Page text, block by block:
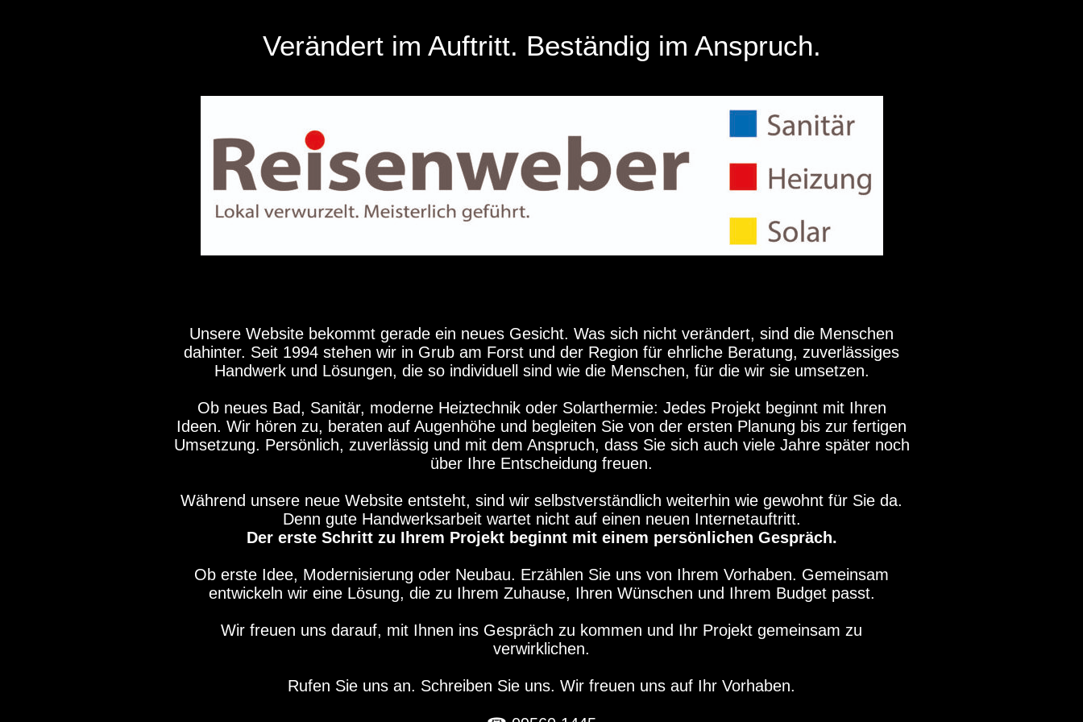
Verändert im Auftritt. Beständig im Anspruch.
Unsere Website bekommt gerade ein neues Gesicht. Was sich nicht verändert, sind die Menschen
dahinter. Seit 1994 stehen wir in Grub am Forst und der Region für ehrliche Beratung, zuverlässiges
Handwerk und Lösungen, die so individuell sind wie die Menschen, für die wir sie umsetzen.
Ob neues Bad, Sanitär, moderne Heiztechnik oder Solarthermie: Jedes Projekt beginnt mit Ihren
Ideen. Wir hören zu, beraten auf Augenhöhe und begleiten Sie von der ersten Planung bis zur fertigen
Umsetzung. Persönlich, zuverlässig und mit dem Anspruch, dass Sie sich auch viele Jahre später noch
über Ihre Entscheidung freuen.
Während unsere neue Website entsteht, sind wir selbstverständlich weiterhin wie gewohnt für Sie da.
Denn gute Handwerksarbeit wartet nicht auf einen neuen Internetauftritt.
Der erste Schritt zu Ihrem Projekt beginnt mit einem persönlichen Gespräch.
Ob erste Idee, Modernisierung oder Neubau. Erzählen Sie uns von Ihrem Vorhaben. Gemeinsam
entwickeln wir eine Lösung, die zu Ihrem Zuhause, Ihren Wünschen und Ihrem Budget passt.
Wir freuen uns darauf, mit Ihnen ins Gespräch zu kommen und Ihr Projekt gemeinsam zu
verwirklichen.
Rufen Sie uns an. Schreiben Sie uns. Wir freuen uns auf Ihr Vorhaben.